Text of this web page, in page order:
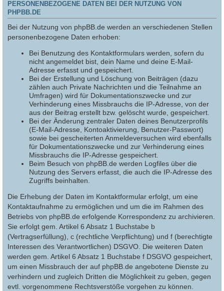
PERSONENBEZOGENE DATEN BEI DER NUTZUNG VON
PHPBB.DE
Bei der Nutzung von phpBB.de werden an verschiedenen Stellen
personenbezogene Daten erhoben:
Bei Benutzung des Kontaktformulars werden, sofern du
nicht angemeldet bist, dein Name und deine E-Mail-
Adresse erfasst und gespeichert.
Bei der Erstellung und Löschung von Beiträgen (dazu
zählen auch Private Nachrichten und die Teilnahme an
Umfragen) wird für Dokumentationszwecke und zur
Verhinderung eines Missbrauchs die IP-Adresse, von der
aus der Beitrag erstellt bzw. gelöscht wurde, gespeichert.
Bei der Änderung zentraler Daten deines Benutzerprofils
(E-Mail-Adresse, Kontoaktivierung, Benutzer-Passwort)
sowie bei gescheiterten Anmeldeversuchen wird ebenfalls
für Dokumentationszwecke und zur Verhinderung eines
Missbrauchs die IP-Adresse gespeichert.
Beim Besuch von phpBB.de werden Logfiles über die
Nutzung des Servers erfasst, die auch die IP-Adresse des
Zugriffs beinhalten.
Die Erhebung der Daten im Kontaktformular erfolgt, um eine
Kontaktaufnahme zu ermöglichen und um die im Rahmen des
Betriebs von phpBB.de erfolgende Korrespondenz zu archivieren.
Sie erfolgt gem. Artikel 6 Absatz 1 Buchstabe b
(Vertragserfüllung), c (rechtliche Verpflichtung) und f (berechtigte
Interessen des Verantwortlichen) DSGVO. Die weiteren Daten
werden gem. Artikel 6 Absatz 1 Buchstabe f DSGVO gespeichert,
um einen Missbrauch der auf phpBB.de angebotene Dienste zu
verhindern und zugleich Dritten die Möglichkeit zu geben, gegen
evtl. vorgenommene Rechtsverstöße vorgehen zu können.